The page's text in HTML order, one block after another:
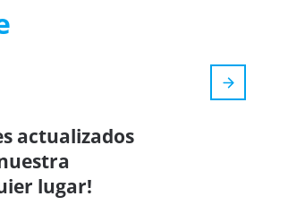
actualizados
lugar!